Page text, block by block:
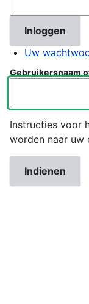
Uw
Gebruikersnaam
Instructies voor
worden naar uw